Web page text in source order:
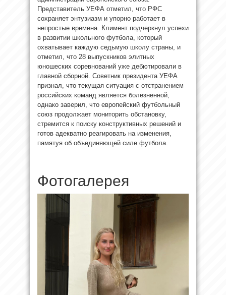
Представитель УЕФА отметил, что РФС
сохраняет энтузиазм и упорно работает в
непростые времена. Климент подчеркнул успехи
в развитии школьного футбола, который
охватывает каждую седьмую школу страны, и
отметил, что 28 выпускников элитных
юношеских соревнований уже дебютировали в
главной сборной. Советник президента УЕФА
признал, что текущая ситуация с отстранением
российских команд является болезненной,
однако заверил, что европейский футбольный
союз продолжает мониторить обстановку,
стремится к поиску конструктивных решений и
готов адекватно реагировать на изменения,
памятуя об объединяющей силе футбола.
Фотогалерея